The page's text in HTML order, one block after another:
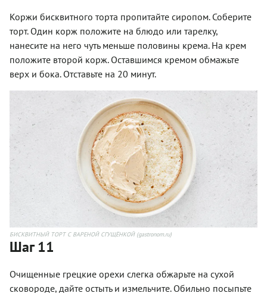
Коржи бисквитного торта пропитайте сиропом. Соберите
торт. Один корж положите на блюдо или тарелку,
нанесите на него чуть меньше половины крема. На крем
положите второй корж. Оставшимся кремом обмажьте
верх и бока. Отставьте на 20 минут.
БИСКВИТНЫЙ ТОРТ С ВАРЕНОЙ СГУЩЁНКОЙ (gastronom.ru)
Шаг 11
Очищенные грецкие орехи слегка обжарьте на сухой
сковороде, дайте остыть и измельчите. Обильно посыпьте